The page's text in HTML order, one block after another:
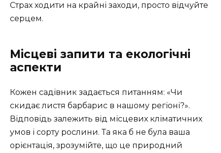
Страх ходити на крайні заходи, просто відчуйте
серцем.
Місцеві запити та екологічні
аспекти
Кожен садівник задається питанням: «Чи
скидає листя барбарис в нашому регіоні?».
Відповідь залежить від місцевих кліматичних
умов і сорту рослини. Та яка б не була ваша
орієнтація, зрозумійте, що це природний